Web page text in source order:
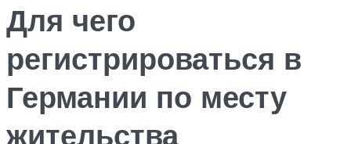
Для чего
регистрироваться в
Германии по месту
жительства